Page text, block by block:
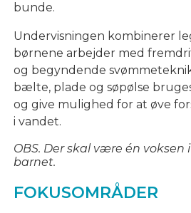
bunde.
Undervisningen kombinerer
børnene arbejder med
og begyndende
bælte, plade og søpølse
og give mulighed for at øve
i vandet.
OBS. Der skal være én
barnet.
FOKUSOMRÅDER